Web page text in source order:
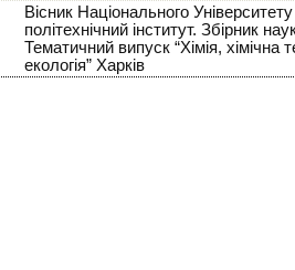
Вісник Національного
політехнічний інститут. Збірник
Тематичний випуск “Хімія, хімічна
екологія” Харків